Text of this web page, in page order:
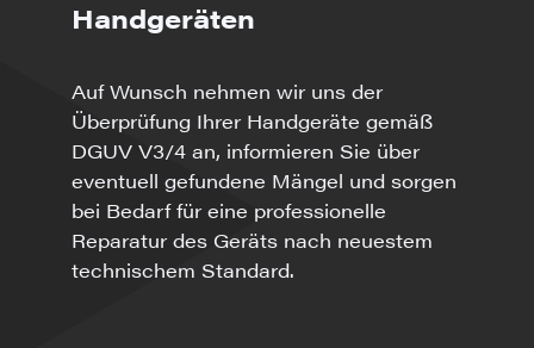
Handgeräten
Auf Wunsch nehmen wir uns der
Überprüfung Ihrer Handgeräte gemäß
DGUV V3/4 an, informieren Sie über
eventuell gefundene Mängel und sorgen
bei Bedarf für eine professionelle
Reparatur des Geräts nach neuestem
technischem Standard.